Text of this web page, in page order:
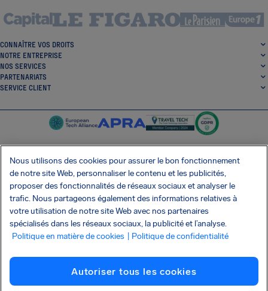
CONNAÎTRE VOS DROITS
NOTRE ENTREPRISE
NOS SERVICES
PARTENARIATS
SERVICE CLIENT
SocialFacebook
SocialTwitter
SocialInstagram
SocialLinkedin
OBTENEZ NOTRE APPLI GRATUITE
Politique de confidentialité CookiesImprint
Attaque de la chaîne d'approvisionnement Shai-Hulud
Nous utilisons des cookies pour assurer le bon fonctionnement
de notre site Web, personnaliser le contenu et les publicités,
proposer des fonctionnalités de réseaux sociaux et analyser le
trafic. Nous partageons également des informations relatives à
votre utilisation de notre site Web avec nos partenaires
spécialisés dans les réseaux sociaux, la publicité et l’analyse.
Politique en matière de cookies
| Politique de confidentialité
Autoriser tous les cookies